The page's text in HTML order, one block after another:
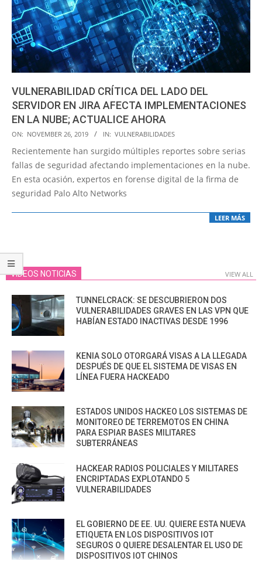
VULNERABILIDAD CRÍTICA DEL LADO DEL
SERVIDOR EN JIRA AFECTA IMPLEMENTACIONES
EN LA NUBE; ACTUALICE AHORA
2019-
11-
26
ON: NOVEMBER 26, 2019 IN: VULNERABILIDADES
Recientemente han surgido múltiples reportes sobre serias
fallas de seguridad afectando implementaciones en la nube.
En esta ocasión, expertos en forense digital de la firma de
seguridad Palo Alto Networks
LEER MÁS
VIDEOS NOTICIAS VIEW ALL
TUNNELCRACK: SE DESCUBRIERON DOS
VULNERABILIDADES GRAVES EN LAS VPN QUE
HABÍAN ESTADO INACTIVAS DESDE 1996
KENIA SOLO OTORGARÁ VISAS A LA LLEGADA
DESPUÉS DE QUE EL SISTEMA DE VISAS EN
LÍNEA FUERA HACKEADO
ESTADOS UNIDOS HACKEO LOS SISTEMAS DE
MONITOREO DE TERREMOTOS EN CHINA
PARA ESPIAR BASES MILITARES
SUBTERRÁNEAS
HACKEAR RADIOS POLICIALES Y MILITARES
ENCRIPTADAS EXPLOTANDO 5
VULNERABILIDADES
EL GOBIERNO DE EE. UU. QUIERE ESTA NUEVA
ETIQUETA EN LOS DISPOSITIVOS IOT
SEGUROS O QUIERE DESALENTAR EL USO DE
DISPOSITIVOS IOT CHINOS